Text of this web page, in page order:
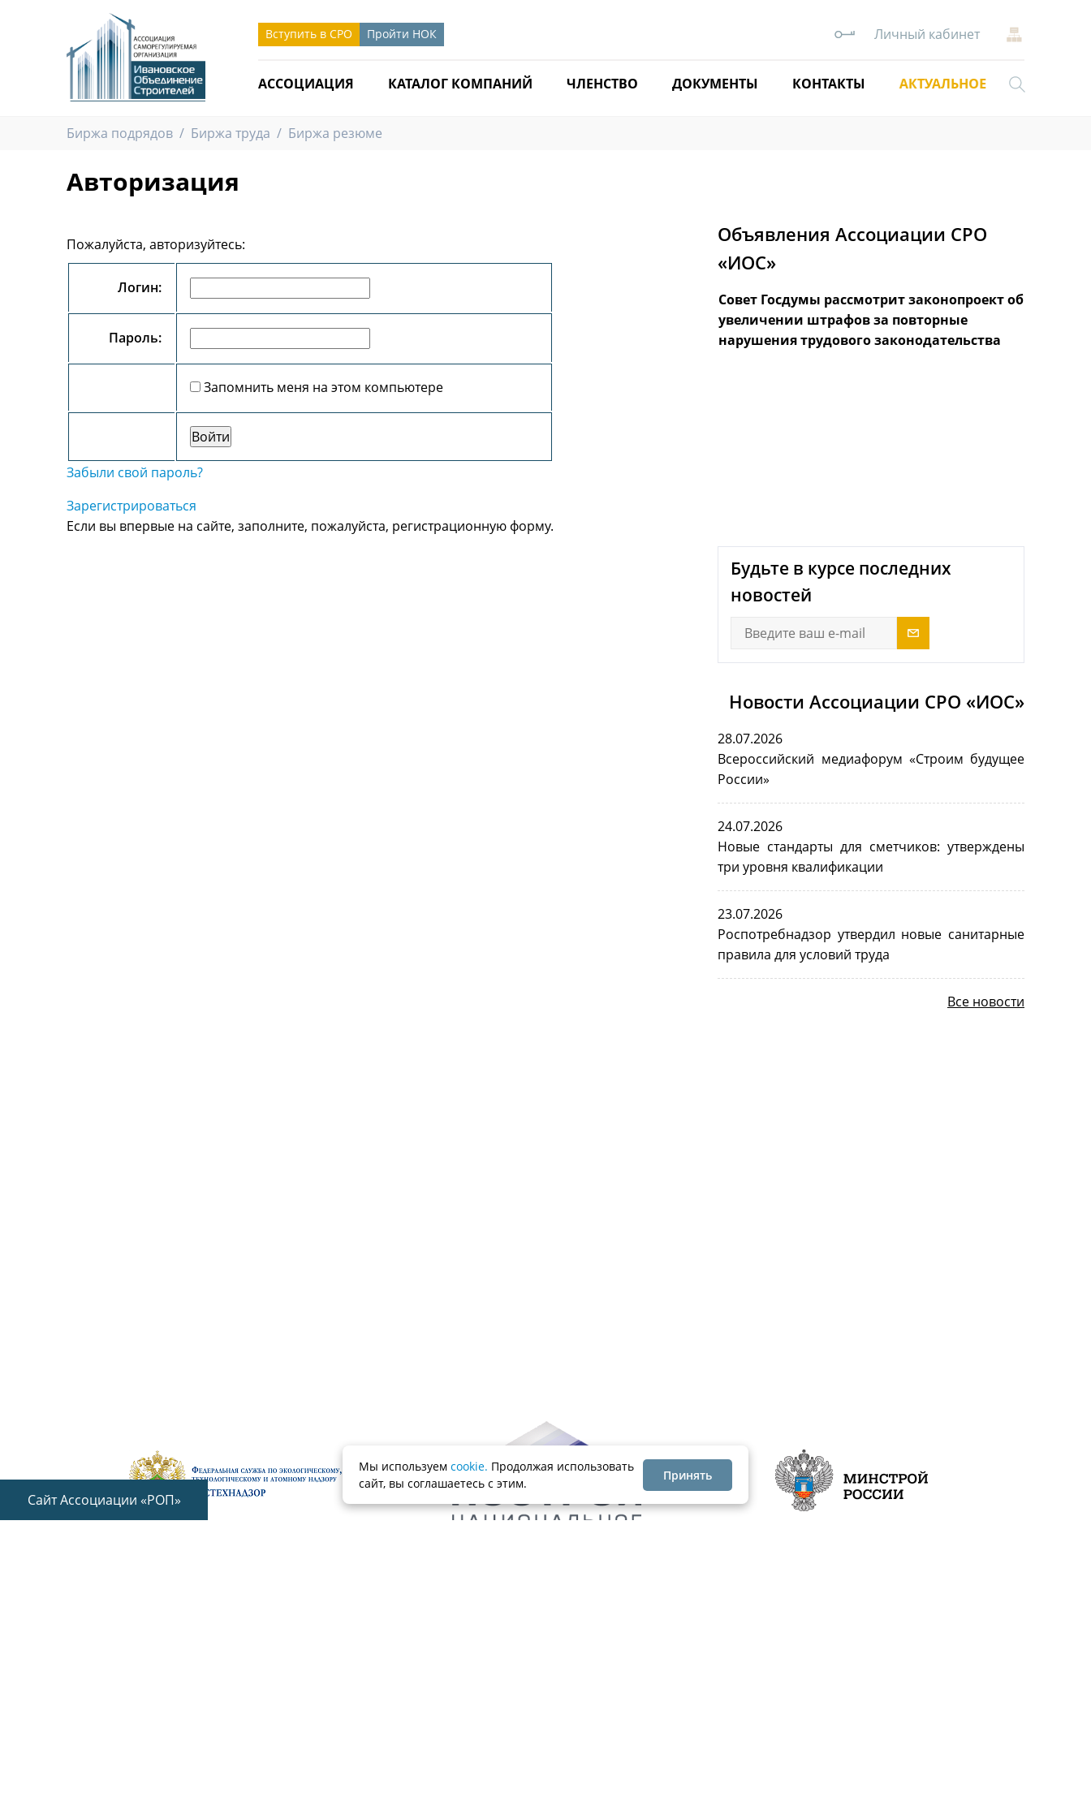
Вступить в СРО Пройти НОК Личный кабинет
АССОЦИАЦИЯ КАТАЛОГ КОМПАНИЙ ЧЛЕНСТВО ДОКУМЕНТЫ КОНТАКТЫ АКТУАЛЬНОЕ
Биржа подрядов / Биржа труда / Биржа резюме
Авторизация
Пожалуйста, авторизуйтесь:
Логин:
Пароль:
Запомнить меня на этом компьютере
Забыли свой пароль?
Зарегистрироваться
Если вы впервые на сайте, заполните, пожалуйста, регистрационную форму.
Объявления Ассоциации СРО
«ИОС»
Новые стандарты для сметчиков:
утверждены три уровня квалификации
санитарные правила для условий труда
Совет Госдумы рассмотрит законопроект об
увеличении штрафов за повторные
нарушения трудового законодательства
Будьте в курсе последних
новостей
Новости Ассоциации СРО «ИОС»
28.07.2026
Всероссийский медиафорум «Строим будущее
России»
24.07.2026
Новые стандарты для сметчиков: утверждены
три уровня квалификации
23.07.2026
Роспотребнадзор утвердил новые санитарные
правила для условий труда
Все новости
Сайт Ассоциации «РОП»
Мы используем cookie. Продолжая использовать
сайт, вы соглашаетесь с этим.
Принять